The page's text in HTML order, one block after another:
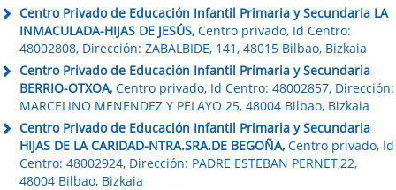
Centro Privado de Educación Infantil Primaria y Secundaria LA
INMACULADA-HIJAS DE JESÚS, Centro privado, Id Centro:
48002808, Dirección: ZABALBIDE, 141, 48015 Bilbao, Bizkaia
Centro Privado de Educación Infantil Primaria y Secundaria
BERRIO-OTXOA, Centro privado, Id Centro: 48002857, Dirección:
MARCELINO MENENDEZ Y PELAYO 25, 48004 Bilbao, Bizkaia
Centro Privado de Educación Infantil Primaria y Secundaria
HIJAS DE LA CARIDAD-NTRA.SRA.DE BEGOÑA, Centro privado, Id
Centro: 48002924, Dirección: PADRE ESTEBAN PERNET,22,
48004 Bilbao, Bizkaia